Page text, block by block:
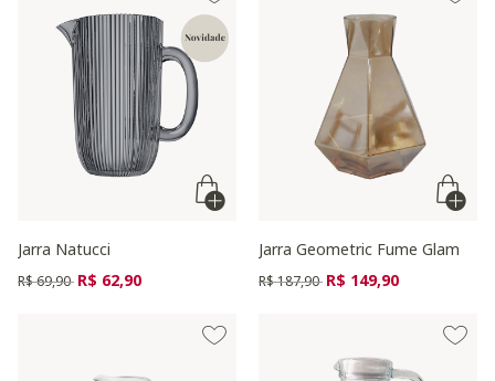
Jarra Natucci
Preço reduzido de
R$ 69,90 para
R$ 62,90
Jarra Geometric Fume Glam
Preço reduzido de
R$ 187,90 para
R$ 149,90